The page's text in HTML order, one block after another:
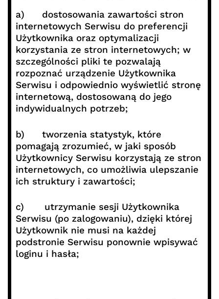
a) dostosowania zawartości stron
internetowych Serwisu do preferencji
Użytkownika oraz optymalizacji
korzystania ze stron internetowych; w
szczególności pliki te pozwalają
rozpoznać urządzenie Użytkownika
Serwisu i odpowiednio wyświetlić stronę
internetową, dostosowaną do jego
indywidualnych potrzeb;
b) tworzenia statystyk, które
pomagają zrozumieć, w jaki sposób
Użytkownicy Serwisu korzystają ze stron
internetowych, co umożliwia ulepszanie
ich struktury i zawartości;
c) utrzymanie sesji Użytkownika
Serwisu (po zalogowaniu), dzięki której
Użytkownik nie musi na każdej
podstronie Serwisu ponownie wpisywać
loginu i hasła;